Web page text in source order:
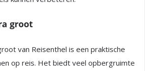
groot
van Reisenthel is een praktische
op reis. Het biedt veel opbergruimte